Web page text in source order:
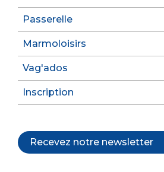
Passerelle
Marmoloisirs
Vag'ados
Inscription
Recevez notre newsletter